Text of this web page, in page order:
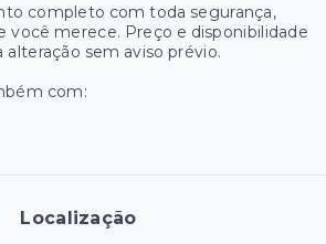
completo com toda segurança,
você merece. Preço e disponibilidade
alteração sem aviso prévio.
com:
Localização